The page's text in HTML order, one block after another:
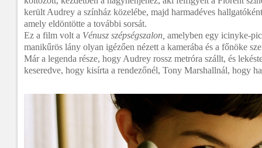
került Audrey a színház közelébe, majd harmadéves
amely eldöntötte a további sorsát.
Ez a film volt a Vénusz szépségszalon, amelyben egy icinyke-
manikűrös lány olyan igézően nézett a kamerába és a főnöke
Már a legenda része, hogy Audrey rossz metróra szállt, és
keseredve, hogy kisírta a rendezőnél, Tony Marshallnál, hogy